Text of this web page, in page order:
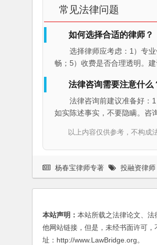
常见法律问题
如何选择合适的律师？
选择律师应考虑：1）专
畅；5）收费是否合理透明。
法律咨询需要注意什么
法律咨询前建议准备好：
如实陈述事实，不要隐瞒。咨
以上内容仅供参考，不构成
杨春宝律师专著 投融资律师
本站声明： 本站所载之法律论文、
他网站链接，但是，未经书面许可
址：http://www.LawBridge.org。